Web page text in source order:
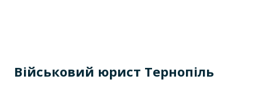
Військовий юрист Тернопіль